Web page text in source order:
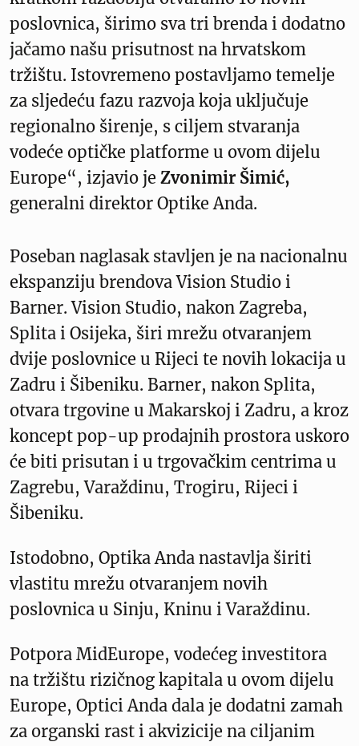
poslovnica, širimo sva tri brenda i dodatno
jačamo našu prisutnost na hrvatskom
tržištu. Istovremeno postavljamo temelje
za sljedeću fazu razvoja koja uključuje
regionalno širenje, s ciljem stvaranja
vodeće optičke platforme u ovom dijelu
Europe“, izjavio je Zvonimir Šimić,
generalni direktor Optike Anda.
Poseban naglasak stavljen je na nacionalnu
ekspanziju brendova Vision Studio i
Barner. Vision Studio, nakon Zagreba,
Splita i Osijeka, širi mrežu otvaranjem
dvije poslovnice u Rijeci te novih lokacija u
Zadru i Šibeniku. Barner, nakon Splita,
otvara trgovine u Makarskoj i Zadru, a kroz
koncept pop-up prodajnih prostora uskoro
će biti prisutan i u trgovačkim centrima u
Zagrebu, Varaždinu, Trogiru, Rijeci i
Šibeniku.
Istodobno, Optika Anda nastavlja širiti
vlastitu mrežu otvaranjem novih
poslovnica u Sinju, Kninu i Varaždinu.
Potpora MidEurope, vodećeg investitora
na tržištu rizičnog kapitala u ovom dijelu
Europe, Optici Anda dala je dodatni zamah
za organski rast i akvizicije na ciljanim